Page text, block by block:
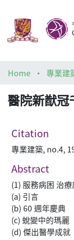
Architecture
Home 專業建
醫院新猷冠
Citation
專業建築, no.4,
Abstract
(1) 服務病困 治
(a) 引言
(b) 60 週年慶典
(c) 蛻變中的瑪麗
(d) 傑出醫學成就